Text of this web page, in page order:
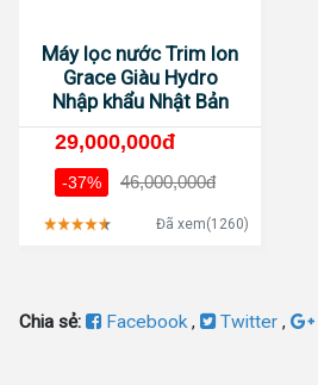
Máy lọc nước Trim Ion
Grace Giàu Hydro
Nhập khẩu Nhật Bản
29,000,000đ
-37% 46,000,000đ
Đã xem(1260)
Chia sẻ: Facebook, Twitter ,